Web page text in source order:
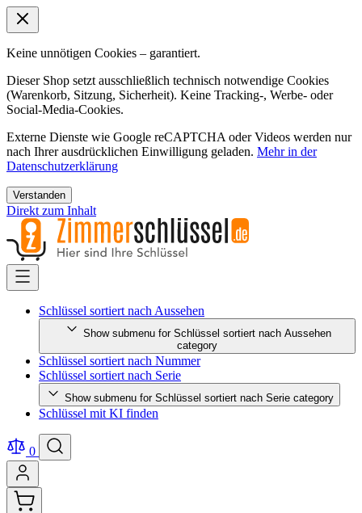
Keine unnötigen Cookies – garantiert.
Dieser Shop setzt ausschließlich technisch notwendige Cookies
(Warenkorb, Sitzung, Sicherheit). Keine Tracking-, Werbe- oder
Social-Media-Cookies.
Externe Dienste wie Google reCAPTCHA oder Videos werden nur
nach Ihrer ausdrücklichen Einwilligung geladen. Mehr in der
Datenschutzerklärung
Verstanden
Direkt zum Inhalt
Schlüssel sortiert nach Aussehen
Show submenu for Schlüssel sortiert nach Aussehen
category
Schlüssel sortiert nach Nummer
Schlüssel sortiert nach Serie
Show submenu for Schlüssel sortiert nach Serie category
Schlüssel mit KI finden
0